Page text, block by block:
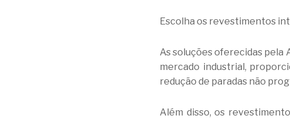
Escolha os revestimentos
As soluções oferecidas pela
mercado industrial,
redução de paradas não
Além disso, os